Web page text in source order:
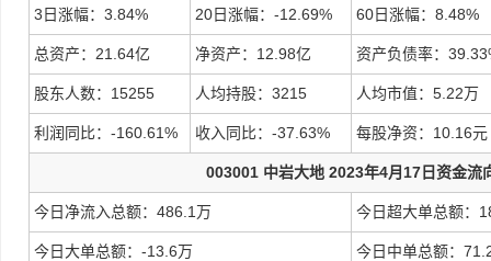
3日涨幅：3.84% 20日涨幅：-12.69% 60日涨幅：8.48%
总资产：21.64亿 净资产：12.98亿 资产负债率：
股东人数：15255 人均持股：3215 人均市值：5.22万
利润同比：-160.61% 收入同比：-37.63% 每股净资：10.16元
003001 中岩大地 2023年4月17日资金流
今日净流入总额：486.1万 今日超大单总额：
今日大单总额：-13.6万 今日中单总额：